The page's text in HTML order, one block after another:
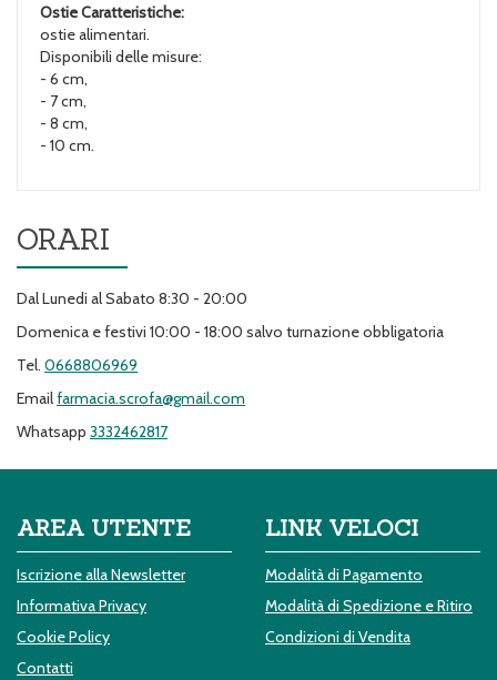
OstieCaratteristiche:
ostie alimentari.
Disponibili delle misure:
- 6 cm,
- 7 cm,
- 8 cm,
- 10 cm.
ORARI
Dal Lunedi al Sabato 8:30 - 20:00
Domenica e festivi 10:00 - 18:00 salvo turnazione obbligatoria
Tel. 0668806969
Emailfarmacia.scrofa@gmail.com
Whatsapp 3332462817
AREA UTENTE
Iscrizione alla Newsletter
Informativa Privacy
Cookie Policy
Contatti
LINK VELOCI
Modalità di Pagamento
Modalità di Spedizione e Ritiro
Condizioni di Vendita